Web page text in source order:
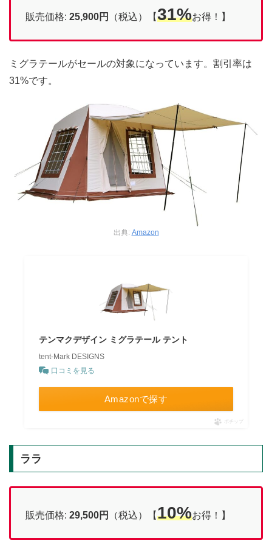
販売価格: 25,900円 （税込）【31%お得！】
ミグラテールがセールの対象になっています。割引率は
31%です。
出典: Amazon
テンマクデザイン ミグラテール テント
tent-Mark DESIGNS
口コミを見る
Amazonで探す
ポチップ
ララ
販売価格: 29,500円 （税込）【10%お得！】